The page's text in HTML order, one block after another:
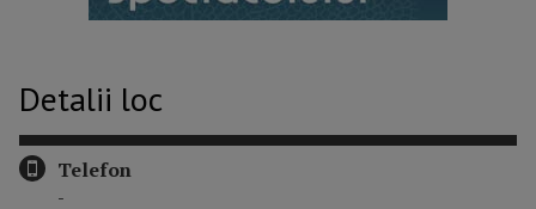
Detalii loc
Telefon
-